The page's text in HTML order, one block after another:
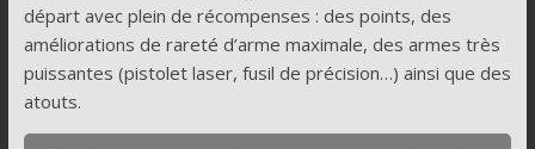
départ avec plein de récompenses : des points, des
améliorations de rareté d’arme maximale, des armes très
puissantes (pistolet laser, fusil de précision…) ainsi que des
atouts.